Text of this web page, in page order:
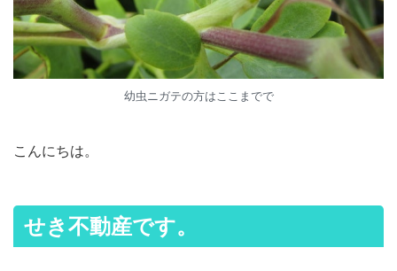
幼虫ニガテの方はここまでで
こんにちは。
せき不動産です。